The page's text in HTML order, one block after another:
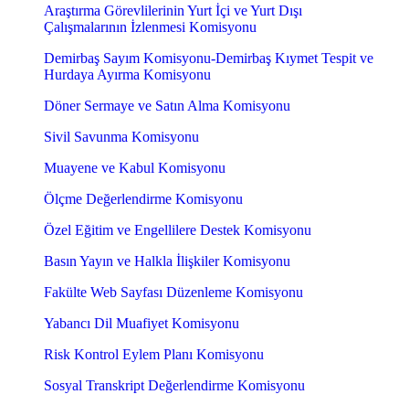
Araştırma Görevlilerinin Yurt İçi ve Yurt Dışı
Çalışmalarının İzlenmesi Komisyonu
Demirbaş Sayım Komisyonu-Demirbaş Kıymet Tespit ve
Hurdaya Ayırma Komisyonu
Döner Sermaye ve Satın Alma Komisyonu
Sivil Savunma Komisyonu
Muayene ve Kabul Komisyonu
Ölçme Değerlendirme Komisyonu
Özel Eğitim ve Engellilere Destek Komisyonu
Basın Yayın ve Halkla İlişkiler Komisyonu
Fakülte Web Sayfası Düzenleme Komisyonu
Yabancı Dil Muafiyet Komisyonu
Risk Kontrol Eylem Planı Komisyonu
Sosyal Transkript Değerlendirme Komisyonu